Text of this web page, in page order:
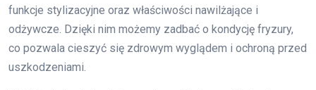
funkcje stylizacyjne oraz właściwości nawilżające i
odżywcze. Dzięki nim możemy zadbać o kondycję fryzury,
co pozwala cieszyć się zdrowym wyglądem i ochroną przed
uszkodzeniami.